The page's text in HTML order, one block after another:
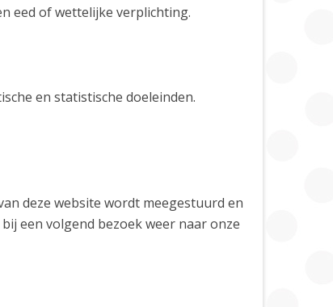
eed of wettelijke verplichting.
en statistische doeleinden.
deze website wordt meegestuurd en
een volgend bezoek weer naar onze